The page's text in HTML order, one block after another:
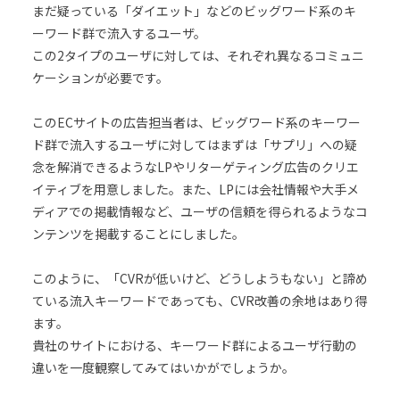
まだ疑っている「ダイエット」などのビッグワード系のキ
ーワード群で流入するユーザ。
この2タイプのユーザに対しては、それぞれ異なるコミュニ
ケーションが必要です。
このECサイトの広告担当者は、ビッグワード系のキーワー
ド群で流入するユーザに対してはまずは「サプリ」への疑
念を解消できるようなLPやリターゲティング広告のクリエ
イティブを用意しました。また、LPには会社情報や大手メ
ディアでの掲載情報など、ユーザの信頼を得られるようなコ
ンテンツを掲載することにしました。
このように、「CVRが低いけど、どうしようもない」と諦め
ている流入キーワードであっても、CVR改善の余地はあり得
ます。
貴社のサイトにおける、キーワード群によるユーザ行動の
違いを一度観察してみてはいかがでしょうか。